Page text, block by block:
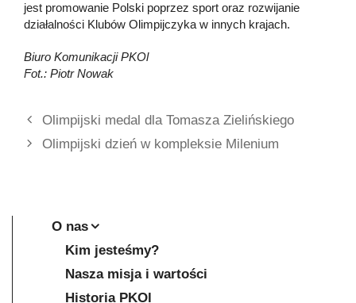
jest promowanie Polski poprzez sport oraz rozwijanie
działalności Klubów Olimpijczyka w innych krajach.
Biuro Komunikacji PKOl
Fot.: Piotr Nowak
Olimpijski medal dla Tomasza Zielińskiego
Olimpijski dzień w kompleksie Milenium
O nas
Kim jesteśmy?
Nasza misja i wartości
Historia PKOl